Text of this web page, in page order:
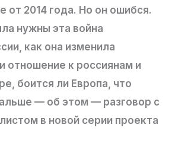
от 2014 года. Но он ошибся.
нужны эта война
как она изменила
отношение к россиянам и
боится ли Европа, что
— об этом — разговор с
в новой серии проекта